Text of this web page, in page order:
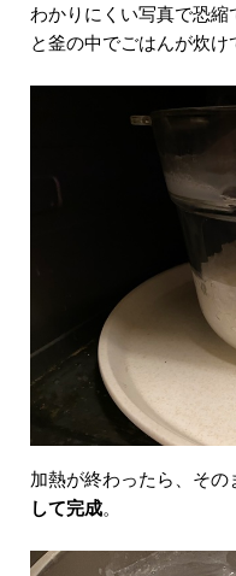
わかりにくい写真で恐縮
と釜の中でごはんが炊け
加熱が終わったら、その
して完成。